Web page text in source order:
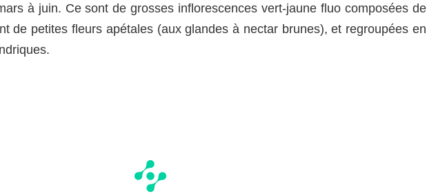
à juin. Ce sont de grosses inflorescences vert-jaune fluo composées de
de petites fleurs apétales (aux glandes à nectar brunes), et regroupées en